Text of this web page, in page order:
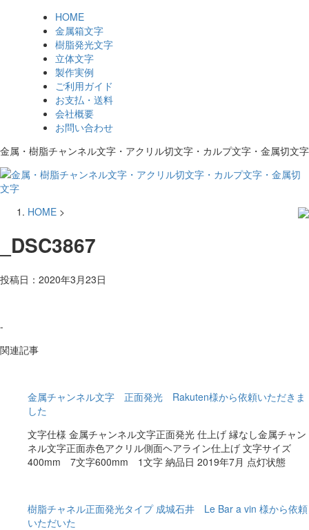
HOME
金属箱文字
樹脂発光文字
立体文字
製作実例
ご利用ガイド
お支払・送料
会社概要
お問い合わせ
金属・樹脂チャンネル文字・アクリル切文字・カルプ文字・金属切文字
HOME >
_DSC3867
投稿日： 2020年3月23日
-
関連記事
金属チャンネル文字 正面発光 Rakuten様から依頼いただきま
した
文字仕様 金属チャンネル文字正面発光 仕上げ 縁なし金属チャン
ネル文字正面赤色アクリル側面ヘアライン仕上げ 文字サイズ
400mm 7文字600mm 1文字 納品日 2019年7月 点灯状態
樹脂チャネル正面発光タイプ 成城石井 Le Bar a vin 様から依頼
いただいた